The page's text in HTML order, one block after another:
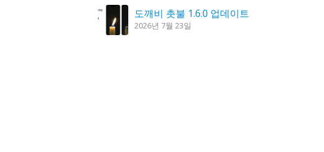
도깨비 촛불 1.6.0 업데이트
2026년 7월 23일